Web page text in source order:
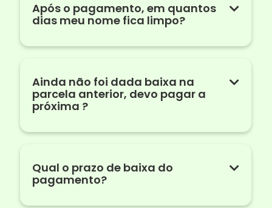
Após o pagamento, em quantos
dias meu nome fica limpo?
Ainda não foi dada baixa na
parcela anterior, devo pagar a
próxima ?
Qual o prazo de baixa do
pagamento?